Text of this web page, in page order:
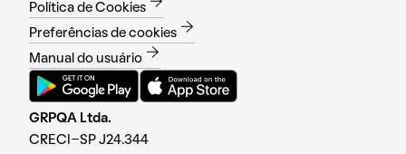
Política de Cookies
Preferências de cookies
Manual do usuário
GRPQA Ltda.
CRECI-SP J24.344